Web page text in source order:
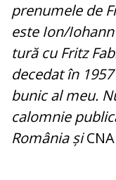
prenumele de
este Ion/
tu­ră cu Fritz
decedat în
bunic al meu.
calomnie
România șiCNA